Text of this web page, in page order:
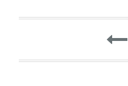
Navigation
de